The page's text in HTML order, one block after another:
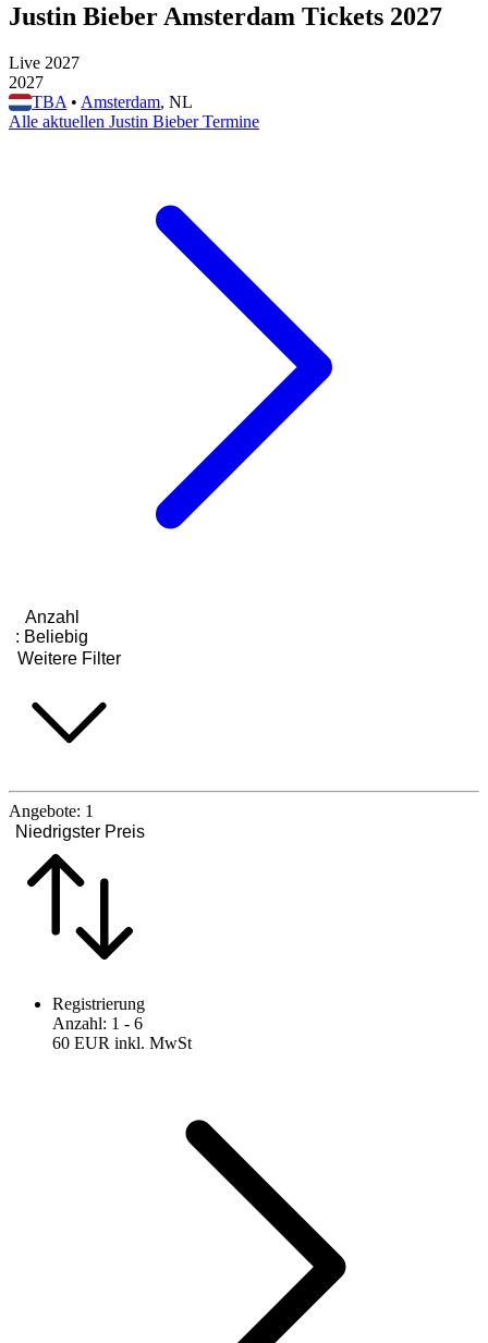
Justin Bieber Amsterdam Tickets 2027
Live 2027
2027
TBA • Amsterdam, NL
Alle aktuellen Justin Bieber Termine
Anzahl
: Beliebig
Weitere Filter
Angebote: 1
Niedrigster Preis
Registrierung
Anzahl: 1 - 6
60 EUR inkl. MwSt